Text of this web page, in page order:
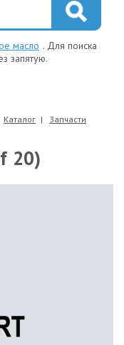
масло . Для поиска
запятую.
Каталог Запчасти
20)